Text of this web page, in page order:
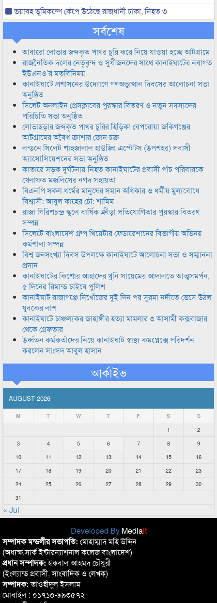
ভয়াবহ ভূমিকম্পে কেঁপে উঠেছে রাজধানী ঢাকা, নিহত ৩
সর্বশেষ
আবারো লোভার জব্দকৃত পাথর চুরি করে নিয়ে যাওয়া হচ্ছে আটগ্রামে
রাজনৈতিক দলের নেতৃবৃন্দ ও সুধীজনদের সাথে কানাইঘাটের নবাগত
ইউএনও’র মতবিনিময়
কানাইঘাটে প্রশাসনের উদ্যোগে গণঅভ্যুত্থান দিবসের আলোচনা সভা
অনুষ্ঠিত
সিলেট অনলাইন প্রেসক্লাবের পুরস্কার বিতরণ ও নতুন সদস্যদের
পরিচিতি সভা অনুষ্ঠিত
লোভাছড়ার জব্দকৃত পাথর চুরির হিড়িক! বেপরোয়া জকিগঞ্জের
আটগ্রামের অবৈধ ক্রাশার জোন চক্র
লন্ডনে সিলেট শাহজালাল হাউজিং এস্টেটস (উপশহর) প্রবাসী
অ্যাসোসিয়েশনের সভা অনুষ্ঠিত
কাতারে সড়ক দুর্ঘটনায় নিহত কানাইঘাটের প্রবাসী পাঁচ পরিবারকে
খেলাফত মজলিসের নগদ সহায়তা
বিএনপি সকল ধর্মের মানুষের সমান অধিকার ও ধর্মীয় মুল্যবোধে
বিশ্বাসী: আবুল কাহের চৌ: শামিম
রাজা গিরিশচন্দ্র স্কুলে বার্ষিক ক্রীড়া প্রতিযোগিতার পুরস্কার বিতরণ
সম্পন্ন
সিলেটে বাংলাদেশ গ্রুপ থিয়েটার ফেডারেশানের বিভাগীয় অভিনয়
কর্মশালা সম্পন্ন
বিশ্ব জনসংখ্যা দিবস উপলক্ষে কানাইঘাটে আলোচনা সভা ও সম্মাননা
প্রদান
কানাইঘাটের কিশোর আহাদের খুনি সায়েমের আদালতে আত্মসমর্পন,
৫ দিনের রিমান্ড চাইবে পুলিশ
কানাইঘাট রাজাগঞ্জে নিখোঁজের দুই দিন পর সুরমা নদীতে ভেসে উঠল
যুবকের লাশ
কানাইঘাটে চাঞ্চল্যকর জাহাঙ্গীর হত্যা মামলার ৩ আসামী কক্সবাজার
থেকে গ্রেফতার
উর্ধ্বতন কর্মকর্তাদের নিয়ে কানাইঘাট স্বাস্থ্য কমপ্লেক্সে পরিদর্শন
করলেন সাংসদ আবুল হাসান
আর্কাইভ
AUGUST 2026
M T W T F S S
1
2
3
4 5 6 7 8
9
10
11 12 13 14 15
16
17
18 19 20 21 22
23
24
25 26 27 28 29
30
31
« Jul
Developed By Mediait
সম্পাদক মন্ডলীর সভাপতি: মোহাম্মাদ মহি উদ্দিন
(অধ্যক্ষ,সার্ক ইন্টারন্যাশনাল কলেজ বাংলাদেশ)
প্রধান সম্পাদক:ইকবাল আহমদ চৌধুরী
(ইংল্যান্ড প্রবাসী, সাংবাদিক ও লেখক)
সম্পাদক:তাওহীদুল ইসলাম
মোবাইল : ০১৭১০-৯৯৩৫৭২